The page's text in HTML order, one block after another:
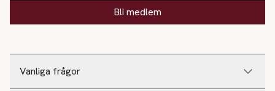
Vanliga frågor
Bli medlem